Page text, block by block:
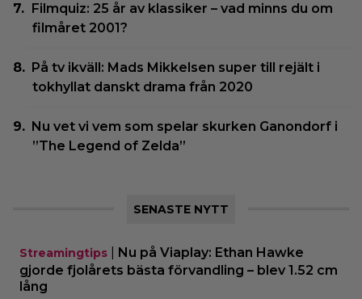
Filmquiz: 25 år av klassiker – vad minns du om
filmåret 2001?
På tv ikväll: Mads Mikkelsen super till rejält i
tokhyllat danskt drama från 2020
Nu vet vi vem som spelar skurken Ganondorf i
”The Legend of Zelda”
SENASTE NYTT
Streamingtips
Nu på Viaplay: Ethan Hawke
gjorde fjolårets bästa förvandling – blev 1.52 cm
lång